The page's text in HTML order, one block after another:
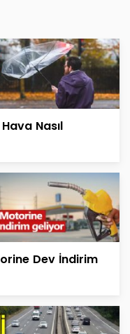
Nasıl
Dev İndirim